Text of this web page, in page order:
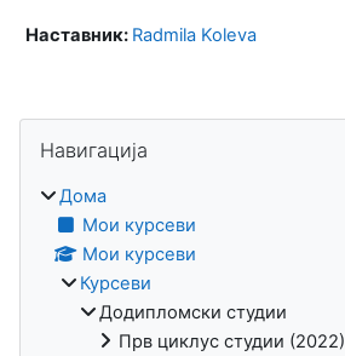
Наставник: Radmila Koleva
Блокови
Навигација
Дома
Мои курсеви
Мои курсеви
Курсеви
Додипломски студии
Прв циклус студии (2022)